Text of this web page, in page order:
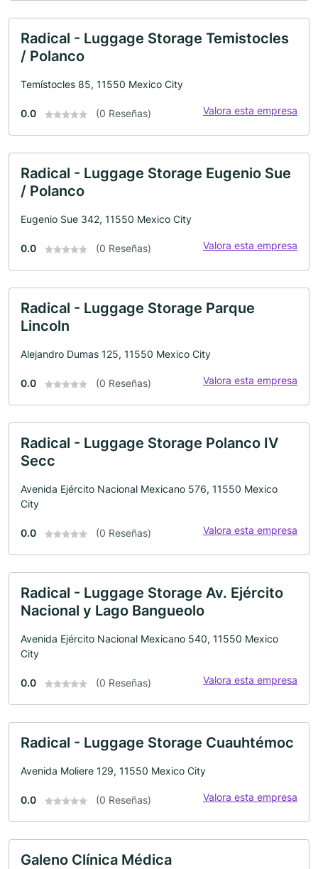
Radical - Luggage Storage Temistocles
/ Polanco
Temístocles 85, 11550 Mexico City
0.0 (0 Reseñas) Valora esta empresa
Radical - Luggage Storage Eugenio Sue
/ Polanco
Eugenio Sue 342, 11550 Mexico City
0.0 (0 Reseñas) Valora esta empresa
Radical - Luggage Storage Parque
Lincoln
Alejandro Dumas 125, 11550 Mexico City
0.0 (0 Reseñas) Valora esta empresa
Radical - Luggage Storage Polanco IV
Secc
Avenida Ejército Nacional Mexicano 576, 11550 Mexico
City
0.0 (0 Reseñas) Valora esta empresa
Radical - Luggage Storage Av. Ejército
Nacional y Lago Bangueolo
Avenida Ejército Nacional Mexicano 540, 11550 Mexico
City
0.0 (0 Reseñas) Valora esta empresa
Radical - Luggage Storage Cuauhtémoc
Avenida Moliere 129, 11550 Mexico City
0.0 (0 Reseñas) Valora esta empresa
Galeno Clínica Médica